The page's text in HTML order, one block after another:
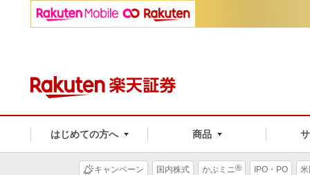
はじめての方へ 商品
キャンペーン 国内株式 かぶミニ® IPO・PO